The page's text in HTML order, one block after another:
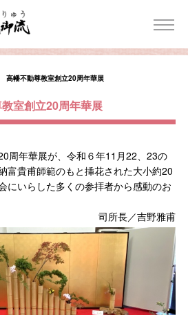
高幡不動尊教室創立20周年華展
室創立20周年華展
周年華展が、令和６年11月22、23の
富貴甫師範のもと挿花された大小約20
にいらした多くの参拝者から感動のお
司所長／吉野雅甫